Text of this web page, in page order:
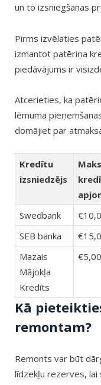
un to izsniegšanas
Pirms izvēlaties
izmantot patēriņa
piedāvājums ir
Atcerieties, ka
lēmuma
domājiet par
Kredītu
izsniedzējs
Swedbank
SEB banka
Mazais
Mājokļa
Kredīts
Kā
remontam?
Remonts var būt
līdzekļu rezerves, lai